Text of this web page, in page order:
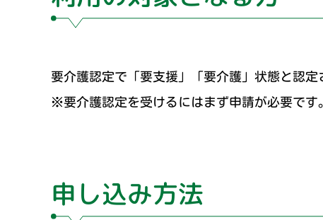
要介護認定で「要支援」「要介護」状態と認定
※要介護認定を受けるにはまず申請が必要です
申し込み方法